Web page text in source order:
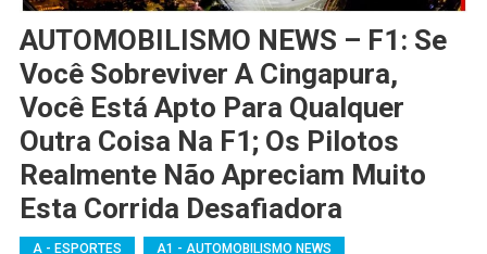
AUTOMOBILISMO NEWS – F1: Se
Você Sobreviver A Cingapura,
Você Está Apto Para Qualquer
Outra Coisa Na F1; Os Pilotos
Realmente Não Apreciam Muito
Esta Corrida Desafiadora
A - ESPORTES A1 - AUTOMOBILISMO NEWS